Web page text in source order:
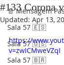
📄 Mensagem
Sala 57 🇪🇸
Sala 57 🇺🇸
Sala 57 🇧🇷
#133 Corona
Updated: Apr 13,
https://
v=zwICMweVZqI